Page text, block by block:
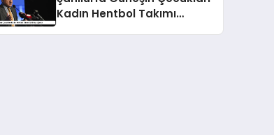
Kadın Hentbol Takımı